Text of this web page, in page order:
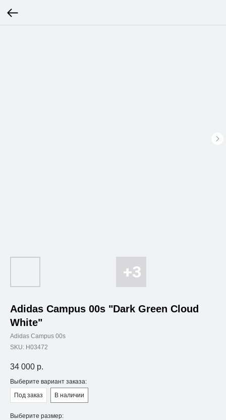
Adidas Campus 00s "Dark Green Cloud
White"
Adidas Campus 00s
SKU: H03472
34 000 р.
Выберите вариант заказа:
Под заказ
В наличии
Выберите размер: